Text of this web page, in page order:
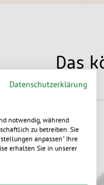
Das
Datenschutzerklärung
notwendig, während
zu betreiben. Sie
anpassen" Ihre
erhalten Sie in unserer